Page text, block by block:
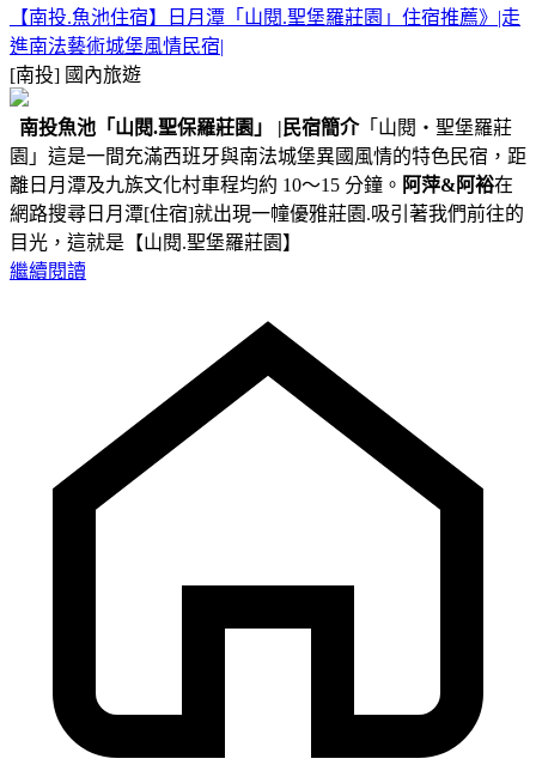
【南投.魚池住宿】日月潭「山閱.聖堡羅莊園」住宿推薦》|走
進南法藝術城堡風情民宿|
[南投] 國內旅遊
南投魚池 「山閱.聖保羅莊園」 |民宿簡介「山閱‧聖堡羅莊
園」這是一間充滿西班牙與南法城堡異國風情的特色民宿，距
離日月潭及九族文化村車程均約 10～15 分鐘。 阿萍&阿裕在
網路搜尋日月潭[住宿]就出現一幢優雅莊園.吸引著我們前往的
目光，這就是【山閱.聖堡羅莊園】
繼續閱讀